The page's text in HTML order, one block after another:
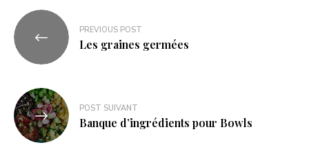
Navigation
de
l’article
PREVIOUS POST
Les graines germées
POST SUIVANT
Banque d’ingrédients pour Bowls